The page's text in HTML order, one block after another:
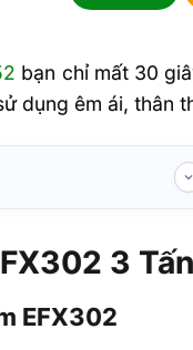
bạn chỉ mất 30
dụng êm ái, thân
EFX302
của xe nâng Lithium
3
EFX302